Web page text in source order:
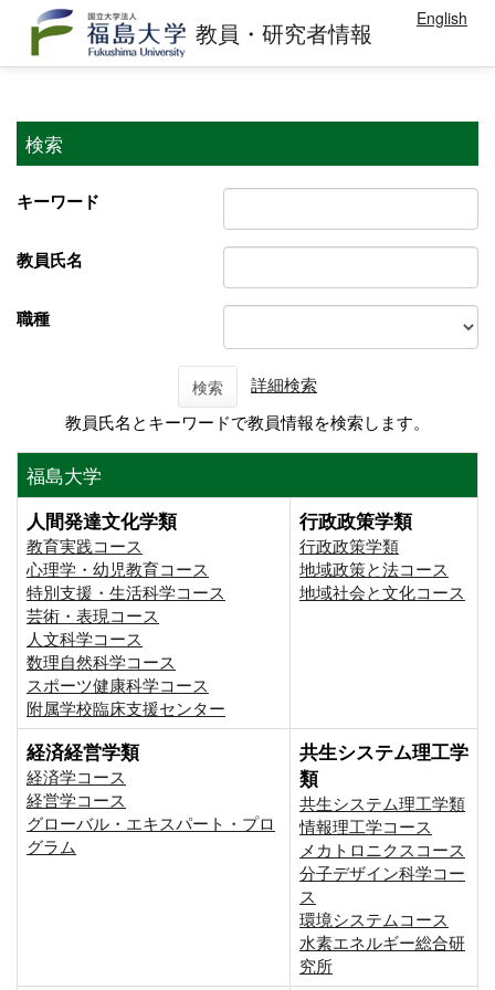
教員・研究者情報 English
検索
キーワード
教員氏名
職種
検索
詳細検索
教員氏名とキーワードで教員情報を検索します。
福島大学
人間発達文化学類
教育実践コース
心理学・幼児教育コース
特別支援・生活科学コース
芸術・表現コース
人文科学コース
数理自然科学コース
スポーツ健康科学コース
附属学校臨床支援センター
行政政策学類
行政政策学類
地域政策と法コース
地域社会と文化コース
経済経営学類
経済学コース
経営学コース
グローバル・エキスパート・プロ
グラム
共生システム理工学
類
共生システム理工学類
情報理工学コース
メカトロニクスコース
分子デザイン科学コー
ス
環境システムコース
⽔素エネルギー総合研
究所